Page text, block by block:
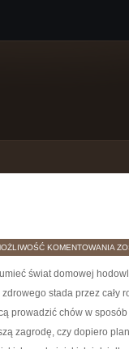
KOMENTOWANIA
świat domowej
stada przez cały
prowadzić chów w
zagrodę, czy dopiero